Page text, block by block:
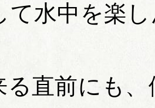
て水中を楽
る直前にも